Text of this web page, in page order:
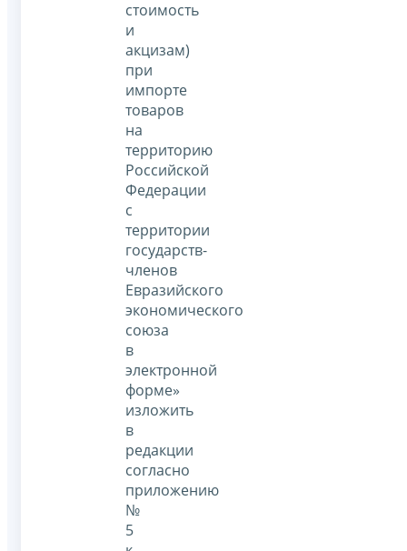
стоимость
и
акцизам)
при
импорте
товаров
на
территорию
Российской
Федерации
с
территории
государств-
членов
Евразийского
экономического
союза
в
электронной
форме»
изложить
в
редакции
согласно
приложению
№
5